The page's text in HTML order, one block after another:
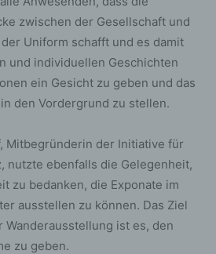
zwischen der Gesellschaft und
Uniform schafft und es damit
und individuellen Geschichten
ein Gesicht zu geben und das
den Vordergrund zu stellen.
Mitbegründerin der Initiative für
nutzte ebenfalls die Gelegenheit,
zu bedanken, die Exponate im
ausstellen zu können. Das Ziel
ist es, den
zu geben.